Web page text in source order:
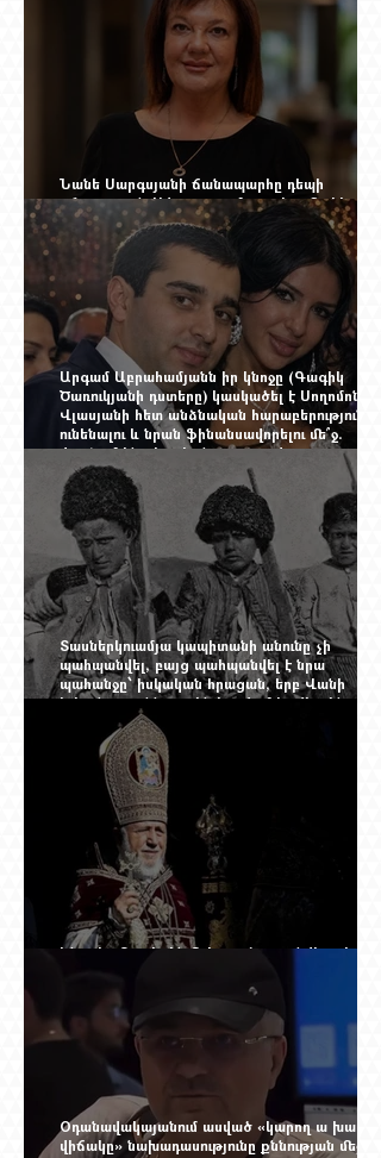
Նանե Սարգսյանի ճանապարհը դեպի
«Հայաստան-Սփյուռք» ամսագրի ամերիկյան
էջը
Արգամ Աբրահամյանն իր կնոջը (Գագիկ
Ծառուկյանի դստերը) կասկածել է Սողոմոն
Վլասյանի հետ անձնական հարաբերություններ
ունենալու և նրան ֆինանսավորելու մե՞ջ.
փորձում ենք հասկանալ այսօրվա
խառնիճաղանճ լրահոսը
Տասներկուամյա կապիտանի անունը չի
պահպանվել, բայց պահպանվել է նրա
պահանջը՝ իսկական հրացան, երբ Վանի
իշխանությունն արդեն հաշվում էր վերջին
պաշարները
Ինչպես Գարեգին Բ-ի գործը թողնվեց դեռ
Օդանավակայանում ասված «կարող ա խառնվի
վիճակը» նախադասությունը քննության մեջ